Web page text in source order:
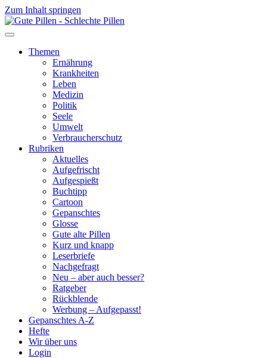
Zum Inhalt springen
Themen
Ernährung
Krankheiten
Leben
Medizin
Politik
Seele
Umwelt
Verbraucherschutz
Rubriken
Aktuelles
Aufgefrischt
Aufgespießt
Buchtipp
Cartoon
Gepanschtes
Glosse
Gute alte Pillen
Kurz und knapp
Leserbriefe
Nachgefragt
Neu – aber auch besser?
Ratgeber
Rückblende
Werbung – Aufgepasst!
Gepanschtes A-Z
Hefte
Wir über uns
Login